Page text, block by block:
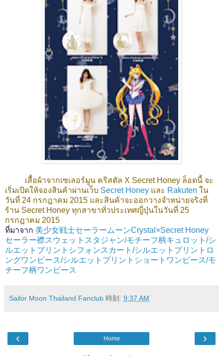
เสื้อผ้าจากเซเลอร์มูน คริสตัล X Secret Honey ล็อตนี้ จะ
เริ่มเปิดให้จองสินค้าผ่านเว็บ Secret Honey และ Rakuten ใน
วันที่ 24 กรกฎาคม 2015 และสินค้าจะออกวางจำหน่ายจริงที่
ร้าน Secret Honey ทุกสาขาทั่วประเทศญี่ปุ่นในวันที่ 25
กรกฎาคม 2015
ที่มาจาก 美少女戦士セーラームーンCrystal×Secret Honey
セーラー襟スウェットスタジャン/モチーフ柄キュロット/シ
ルエットプリントシフォンスカート/シルエットプリントロ
ングワンピース/シルエットプリントショートワンピース/モ
チーフ柄ワンピース
Sailor Moon Thailand Fanclub 時刻: 9:37 AM
‹ ›
Home